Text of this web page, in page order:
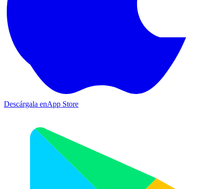
Descárgala enApp Store